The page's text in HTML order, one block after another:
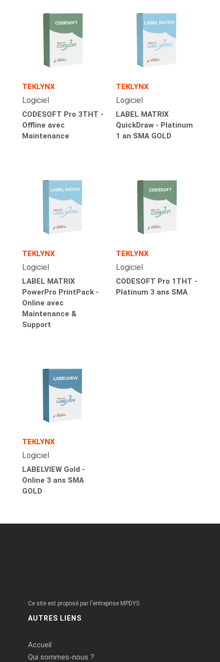
TEKLYNX
Logiciel
CODESOFT Pro 3THT -
Offline avec
Maintenance
TEKLYNX
Logiciel
LABEL MATRIX
QuickDraw - Platinum
1 an SMA GOLD
TEKLYNX
Logiciel
LABEL MATRIX
PowerPro PrintPack -
Online avec
Maintenance &
Support
TEKLYNX
Logiciel
CODESOFT Pro 1THT -
Platinum 3 ans SMA
TEKLYNX
Logiciel
LABELVIEW Gold -
Online 3 ans SMA
GOLD
Ce site est proposé par l'entreprise MPDYS
AUTRES LIENS
Accueil
Qui sommes-nous ?